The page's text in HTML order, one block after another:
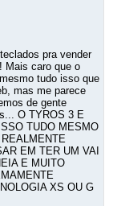
pra vender
Mais caro que o
tudo isso que
mas me parece
de gente
O TYROS 3 E
TUDO MESMO
EM TER UM VAI
E MUITO
XS OU G